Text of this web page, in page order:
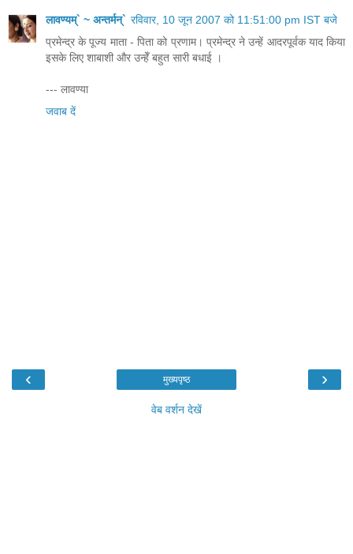
लावण्यम्` ~ अन्तर्मन्` रविवार, 10 जून 2007 को 11:51:00 pm IST बजे
प्रमेन्द्र के पूज्य माता - पिता को प्रणाम। प्रमेन्द्र ने उन्हें आदरपूर्वक याद किया
इसके लिए शाबाशी और उन्हेँ बहुत सारी बधाई ।
--- लावण्या
जवाब दें
‹ ›
मुख्यपृष्ठ
वेब वर्शन देखें